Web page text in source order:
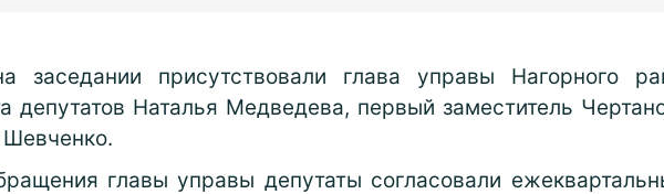
заседании присутствовали глава управы Нагорного
депутатов Наталья Медведева, первый заместитель
главы управы депутаты согласовали